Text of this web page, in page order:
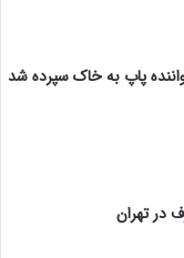
پاپ به خاک سپرده شد
در تهران